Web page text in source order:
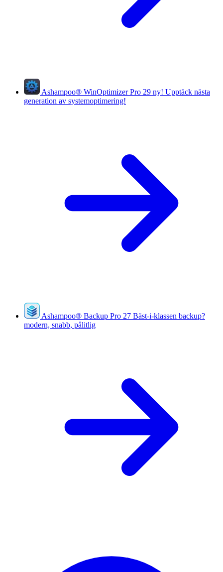
Ashampoo® WinOptimizer Pro 29 ny! Upptäck nästa
generation av systemoptimering!
Ashampoo® Backup Pro 27 Bäst-i-klassen backup?
modern, snabb, pålitlig